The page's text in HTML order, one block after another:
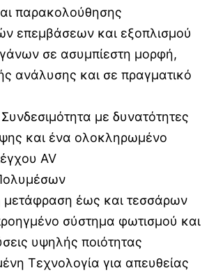
παρακολούθησης
επεμβάσεων και εξοπλισμού
σε ασυμπίεστη μορφή,
ανάλυσης και σε πραγματικό
με δυνατότητες
και ένα ολοκληρωμένο
AV
μετάφραση έως και τεσσάρων
σύστημα φωτισμού και
υψηλής ποιότητας
Τεχνολογία για απευθείας